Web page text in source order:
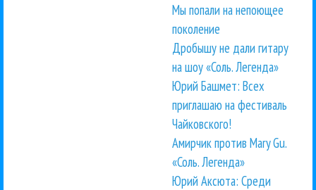
Мы попали на непоющее
поколение
Дробышу не дали гитару
на шоу «Соль. Легенда»
Юрий Башмет: Всех
приглашаю на фестиваль
Чайковского!
Амирчик против Mary Gu.
«Соль. Легенда»
Юрий Аксюта: Среди